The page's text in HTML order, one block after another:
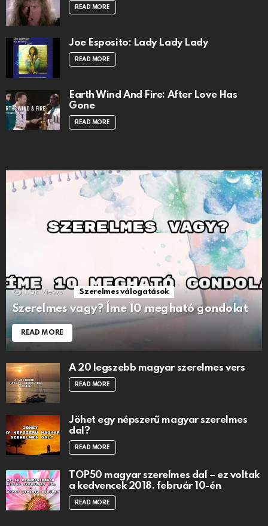
READ MORE
Joe Esposito: Lady Lady Lady
READ MORE
Earth Wind And Fire: After Love Has
Gone
READ MORE
1.5k Views Szerelmes válogatások
Szerelmes vagy? Íme 10 megható gondolat
READ MORE
A 20 legszebb magyar szerelmes vers
READ MORE
Jöhet egy népszerű magyar szerelmes
dal?
READ MORE
TOP50 magyar szerelmes dal – ez voltak
a kedvencek 2018. február 10-én
READ MORE